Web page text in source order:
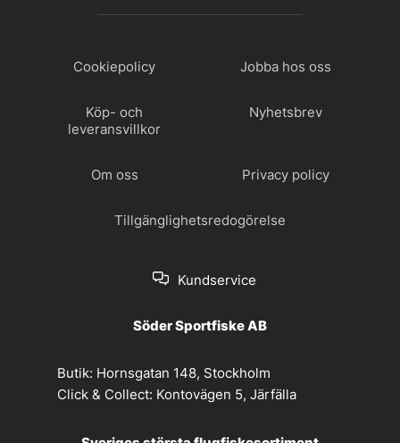
Cookiepolicy Jobba hos oss
Köp- och
leveransvillkor
Nyhetsbrev
Om oss Privacy policy
Tillgänglighetsredogörelse
Kundservice
Söder Sportfiske AB
Butik: Hornsgatan 148, Stockholm
Click & Collect: Kontovägen 5, Järfälla